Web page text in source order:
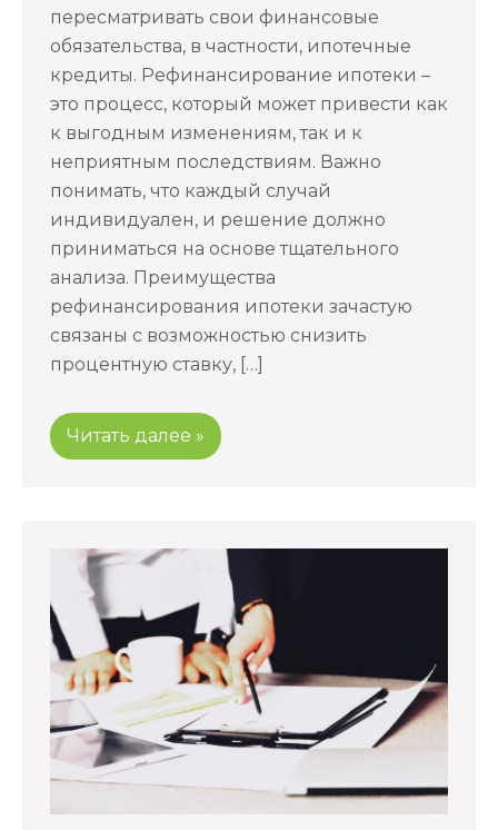
пересматривать свои финансовые
обязательства, в частности, ипотечные
кредиты. Рефинансирование ипотеки –
это процесс, который может привести как
к выгодным изменениям, так и к
неприятным последствиям. Важно
понимать, что каждый случай
индивидуален, и решение должно
приниматься на основе тщательного
анализа. Преимущества
рефинансирования ипотеки зачастую
связаны с возможностью снизить
процентную ставку, […]
Читать далее »